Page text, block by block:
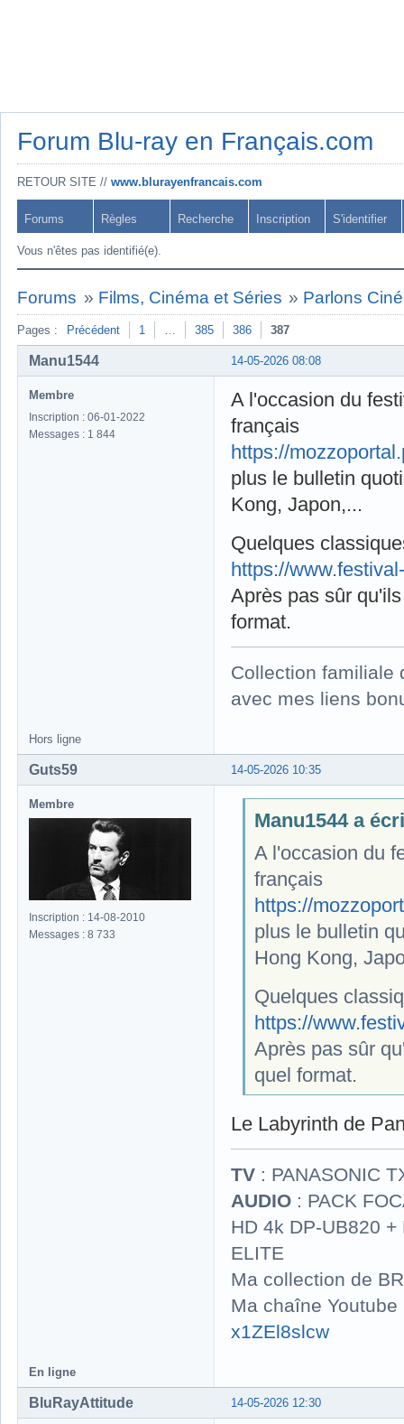
Forum Blu-ray en Français.com
RETOUR SITE // www.blurayenfrancais.com
Forums Règles Recherche Inscription S'identifier
Vous n'êtes pas identifié(e).
Forums » Films, Cinéma et Séries » Parlons
Pages : Précédent 1 … 385 386 387
14-05-2026 08:08
Manu1544
Membre
Inscription : 06-01-2022
Messages : 1 844
A l'occasion du
français
https://
plus le bulletin
Kong, Japon,...
Quelques
https://
Après pas sûr
format.
Collection familiale
avec mes liens
Hors ligne
14-05-2026 10:35
Guts59
Membre
Inscription : 14-08-2010
Messages : 8 733
Manu1544 a
A l'occasion du
français
https://
plus le bulletin
Hong Kong,
Quelques
https://
Après pas sûr
quel format.
Le Labyrinth de
TV : PANASONIC
AUDIO : PACK
HD 4k DP-UB820
ELITE
Ma collection de
Ma chaîne
x1ZEl8slcw
En ligne
14-05-2026 12:30
BluRayAttitude